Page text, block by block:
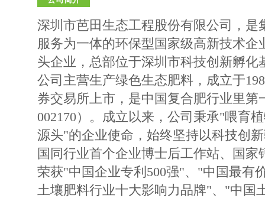
深圳市芭田生态工程股份有限公司，是
服务为一体的环保型国家级高新技术
头企业，总部位于深圳市科技创新孵
公司主营生产绿色生态肥料，成立于
券交易所上市，是中国复合肥行业里第
002170）。成立以来，公司秉承"喂育
源头"的企业使命，始终坚持以科技创
国同行业首个企业博士后工作站、国
荣获"中国企业专利500强"、"中国最有
土壤肥料行业十大影响力品牌"、"中国